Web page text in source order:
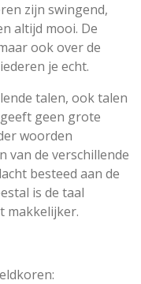
zijn swingend,
altijd mooi. De
ook over de
je echt.
talen, ook talen
geen grote
woorden
van de verschillende
besteed aan de
is de taal
makkelijker.